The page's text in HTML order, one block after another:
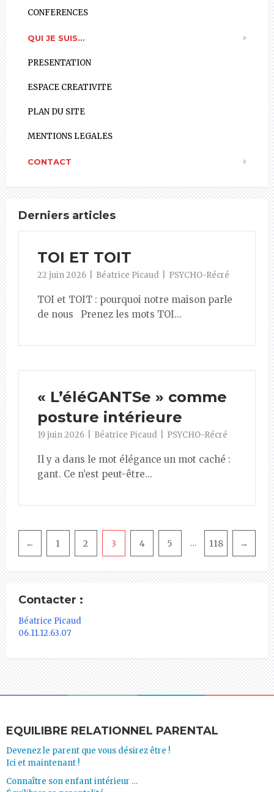
CONFERENCES
QUI JE SUIS…
PRESENTATION
ESPACE CREATIVITE
PLAN DU SITE
MENTIONS LEGALES
CONTACT
Derniers articles
TOI ET TOIT
22 juin 2026 Béatrice Picaud PSYCHO-Récré
TOI et TOIT : pourquoi notre maison parle
de nous Prenez les mots TOI...
« L’éléGANTSe » comme
posture intérieure
19 juin 2026 Béatrice Picaud PSYCHO-Récré
Il y a dans le mot élégance un mot caché :
gant. Ce n’est peut-être...
Pagination
← 1 2 3 4 5 … 118 →
Contacter :
Béatrice Picaud
06.11.12.63.07
EQUILIBRE RELATIONNEL PARENTAL
Devenez le parent que vous désirez être !
Ici et maintenant !
Connaître son enfant intérieur …